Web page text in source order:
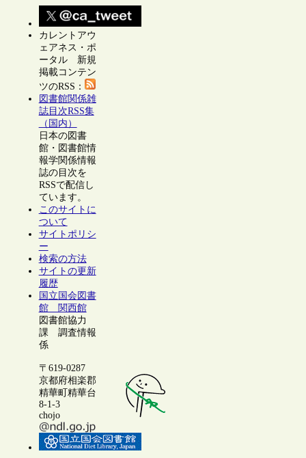
カレントアウ
ェアネス・ポ
ータル 新規
掲載コンテン
ツのRSS：
図書館関係雑
誌目次RSS集
（国内）
日本の図書
館・図書館情
報学関係情報
誌の目次を
RSSで配信し
ています。
このサイトに
ついて
サイトポリシ
ー
検索の方法
サイトの更新
履歴
国立国会図書
館 関西館
図書館協力
課 調査情報
係
〒619-0287
京都府相楽郡
精華町精華台
8-1-3
chojo